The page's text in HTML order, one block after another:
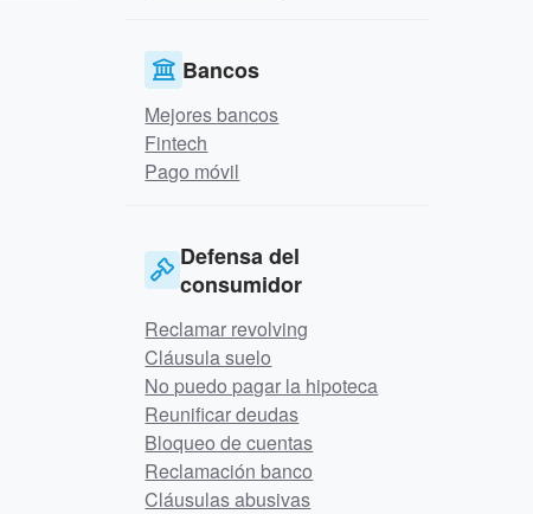
Bancos
Mejores bancos
Fintech
Pago móvil
Defensa del
consumidor
Reclamar revolving
Cláusula suelo
No puedo pagar la hipoteca
Reunificar deudas
Bloqueo de cuentas
Reclamación banco
Cláusulas abusivas